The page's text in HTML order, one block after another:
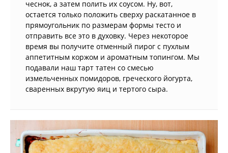
чеснок, а затем полить их соусом. Ну, вот,
остается только положить сверху раскатанное в
прямоугольник по размерам формы тесто и
отправить все это в духовку. Через некоторое
время вы получите отменный пирог с пухлым
аппетитным коржом и ароматным топингом. Мы
подавали наш тарт татен со смесью
измельченных помидоров, греческого йогурта,
сваренных вкрутую яиц и тертого сыра.